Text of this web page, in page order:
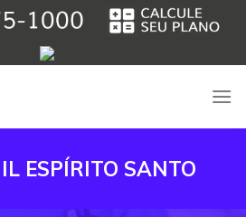
ESPÍRITO SANTO